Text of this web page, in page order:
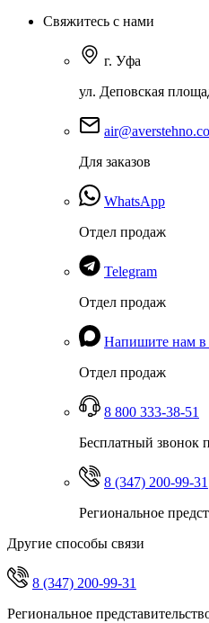
Свяжитесь с нами
г. Уфа
ул. Деповская
Для заказов
WhatsApp
Отдел продаж
Telegram
Отдел продаж
Напишите нам
Отдел продаж
8 800 333-38-51
Бесплатный звонок
8 (347) 200-99-31
Региональное
Другие способы связи
8 (347) 200-99-31
Региональное